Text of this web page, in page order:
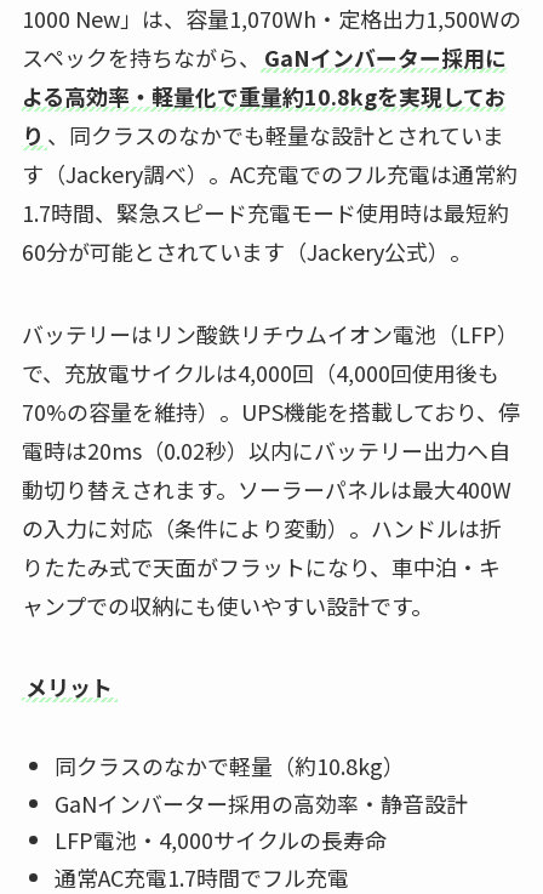
1000 New」は、容量1,070Wh・定格出力1,500Wの
スペックを持ちながら、
GaNインバーター採用に
よる高効率・軽量化で重量約10.8kgを実現してお
り 、同クラスのなかでも軽量な設計とされていま
す（Jackery調べ）。AC充電でのフル充電は通常約
1.7時間、緊急スピード充電モード使用時は最短約
60分が可能とされています（Jackery公式）。
バッテリーはリン酸鉄リチウムイオン電池（LFP）
で、充放電サイクルは4,000回（4,000回使用後も
70%の容量を維持）。UPS機能を搭載しており、停
電時は20ms（0.02秒）以内にバッテリー出力へ自
動切り替えされます。ソーラーパネルは最大400W
の入力に対応（条件により変動）。ハンドルは折
りたたみ式で天面がフラットになり、車中泊・キ
ャンプでの収納にも使いやすい設計です。
メリット
同クラスのなかで軽量（約10.8kg）
GaNインバーター採用の高効率・静音設計
LFP電池・4,000サイクルの長寿命
通常AC充電1.7時間でフル充電